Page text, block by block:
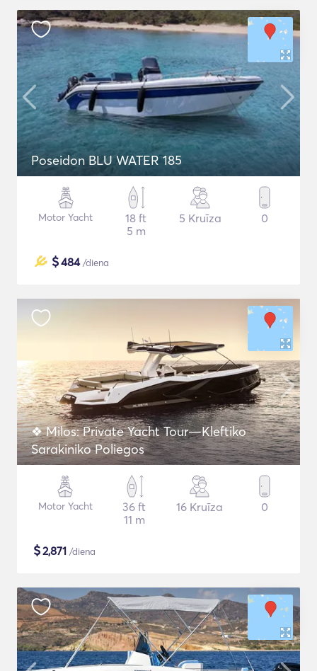
Poseidon BLU WATER 185
Motor Yacht
18 ft
5 m
5 Kruīza 0
$484/diena
❖ Milos: Private Yacht Tour—Kleftiko
Sarakiniko Poliegos
Motor Yacht
36 ft
11 m
16 Kruīza 0
$2,871 /diena